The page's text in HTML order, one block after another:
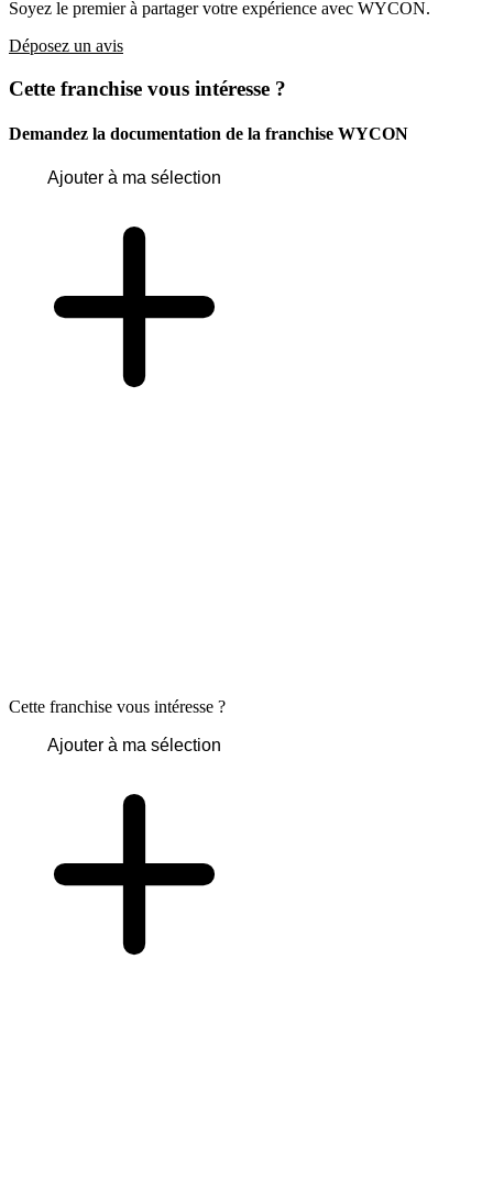
Soyez le premier à partager votre expérience avec WYCON.
Déposez un avis
Cette franchise vous intéresse ?
Demandez la documentation de la franchise WYCON
Ajouter à ma sélection
Cette franchise vous intéresse ?
Ajouter à ma sélection